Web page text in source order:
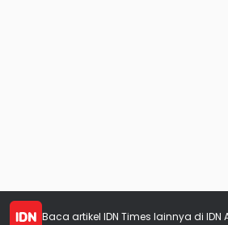
Baca artikel IDN Times lainnya di IDN